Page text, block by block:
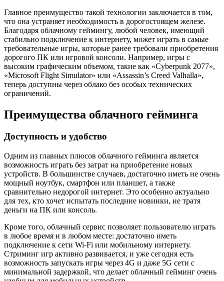
Главное преимущество такой технологии заключается в том,
что она устраняет необходимость в дорогостоящем железе.
Благодаря облачному геймингу, любой человек, имеющий
стабильно подключение к интернету, может играть в самые
требовательные игры, которые ранее требовали приобретения
дорогого ПК или игровой консоли. Например, игры с
высоким графическим объемом, такие как «Cyberpunk 2077»,
«Microsoft Flight Simulator» или «Assassin’s Creed Valhalla»,
теперь доступны через облако без особых технических
ограничений.
Преимущества облачного гейминга
Доступность и удобство
Одним из главных плюсов облачного гейминга является
возможность играть без затрат на приобретение новых
устройств. В большинстве случаев, достаточно иметь не очень
мощный ноутбук, смартфон или планшет, а также
сравнительно недорогой интернет. Это особенно актуально
для тех, кто хочет испытать последние новинки, не тратя
деньги на ПК или консоль.
Кроме того, облачный сервис позволяет пользователю играть
в любое время и в любом месте: достаточно иметь
подключение к сети Wi-Fi или мобильному интернету.
Стриминг игр активно развивается, и уже сегодня есть
возможность запускать игры через 4G и даже 5G сети с
минимальной задержкой, что делает облачный гейминг очень